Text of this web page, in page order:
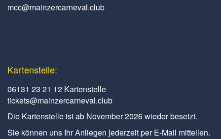
mcc@mainzercarneval.club
Kartenstelle:
06131 23 21 12 Kartenstelle
tickets@mainzercarneval.club
Die Kartenstelle ist ab November 2026 wieder besetzt.
Sie können uns Ihr Anliegen jederzeit per E-Mail mitteilen.